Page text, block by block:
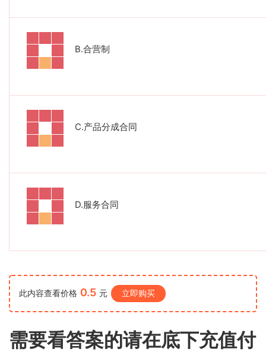
B.合营制
C.产品分成合同
D. 服务合同
此内容查看价格 0.5 元 立即购买
需要看答案的请在底下充值付